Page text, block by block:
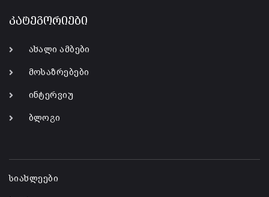
კატეგორიები
ახალი ამბები
მოსაზრებები
ინტერვიუ
ბლოგი
სიახლეები